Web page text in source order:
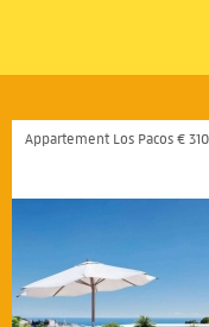
Appartement Los Pacos €